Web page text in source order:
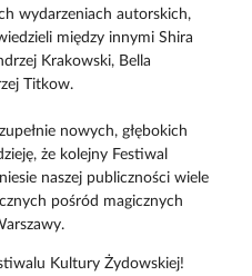
wydarzeniach autorskich,
między innymi Shira
Krakowski, Bella
Titkow.
nowych, głębokich
że kolejny Festiwal
naszej publiczności wiele
pośród magicznych
Kultury Żydowskiej!